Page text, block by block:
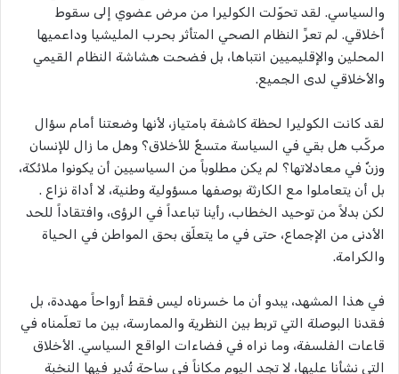
والسياسي. لقد تحوّلت الكوليرا من مرض عضوي إلى سقوط
أخلاقي. لم تعرِّ النظام الصحي المتأثر بحرب المليشيا وداعميها
المحلين والإقليميين انتباها، بل فضحت هشاشة النظام القيمي
والأخلاقي لدى الجميع.
لقد كانت الكوليرا لحظة كاشفة بامتياز، لأنها وضعتنا أمام سؤال
مركّب هل بقي في السياسة متسعٌ للأخلاق؟ وهل ما زال للإنسان
وزنٌ في معادلاتها؟ لم يكن مطلوباً من السياسيين أن يكونوا ملائكة،
بل أن يتعاملوا مع الكارثة بوصفها مسؤولية وطنية، لا أداة نزاع .
لكن بدلاً من توحيد الخطاب، رأينا تباعداً في الرؤى، وافتقاداً للحد
الأدنى من الإجماع، حتى في ما يتعلّق بحق المواطن في الحياة
والكرامة.
في هذا المشهد، يبدو أن ما خسرناه ليس فقط أرواحاً مهددة، بل
فقدنا البوصلة التي تربط بين النظرية والممارسة، بين ما تعلّمناه في
قاعات الفلسفة، وما نراه في فضاءات الواقع السياسي. الأخلاق
التي نشأنا عليها، لا تجد اليوم مكاناً في ساحة تُدير فيها النخبة